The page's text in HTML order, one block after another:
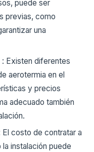
puede ser
previas, como
una
: Existen diferentes
aerotermia en el
y precios
adecuado también
El costo de contratar a
instalación puede